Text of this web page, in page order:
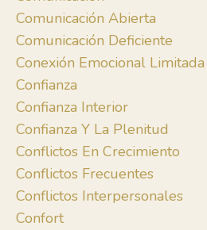
Comunicación Abierta
Comunicación Deficiente
Conexión Emocional Limitada
Confianza
Confianza Interior
Confianza Y La Plenitud
Conflictos En Crecimiento
Conflictos Frecuentes
Conflictos Interpersonales
Confort